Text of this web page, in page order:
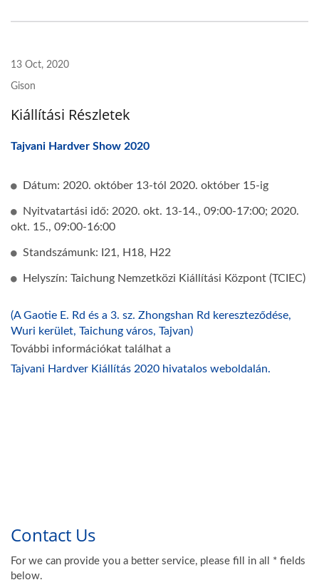
13 Oct, 2020
Gison
Kiállítási Részletek
Tajvani Hardver Show 2020
Dátum: 2020. október 13-tól 2020. október 15-ig
Nyitvatartási idő: 2020. okt. 13-14., 09:00-17:00; 2020.
okt. 15., 09:00-16:00
Standszámunk: I21, H18, H22
Helyszín: Taichung Nemzetközi Kiállítási Központ (TCIEC)
(A Gaotie E. Rd és a 3. sz. Zhongshan Rd kereszteződése,
Wuri kerület, Taichung város, Tajvan)
További információkat találhat a
Tajvani Hardver Kiállítás 2020 hivatalos weboldalán.